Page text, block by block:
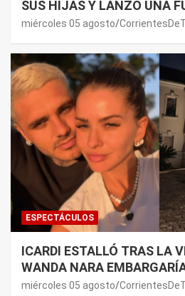
SUS HIJAS Y LANZÓ UNA
PREMONICIÓN SOBRE
miércoles 05 agosto
ESPECTÁCULOS
ICARDI ESTALLÓ TRAS LA
WANDA NARA
NORDELTA: “NECESITAN
miércoles 05 agosto